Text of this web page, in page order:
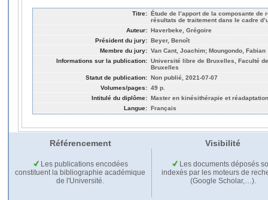
Titre: Étude de l’apport de la composante
résultats de traitement dans le cadre
Auteur: Haverbeke, Grégoire
Président du jury: Beyer, Benoît
Membre du jury: Van Cant, Joachim; Moungondo, Fabian
Informations sur la publication: Université libre de Bruxelles, Faculté
Bruxelles
Statut de publication: Non publié, 2021-07-07
Volumes/pages: 49 p.
Intitulé du diplôme: Master en kinésithérapie et réadaptation
Langue: Français
Référencement Visibilité
Les publications encodées
constituent la bibliographie académique
de l'Université.
Les documents déposés
indexés par les moteurs de
(Google Scholar,…).